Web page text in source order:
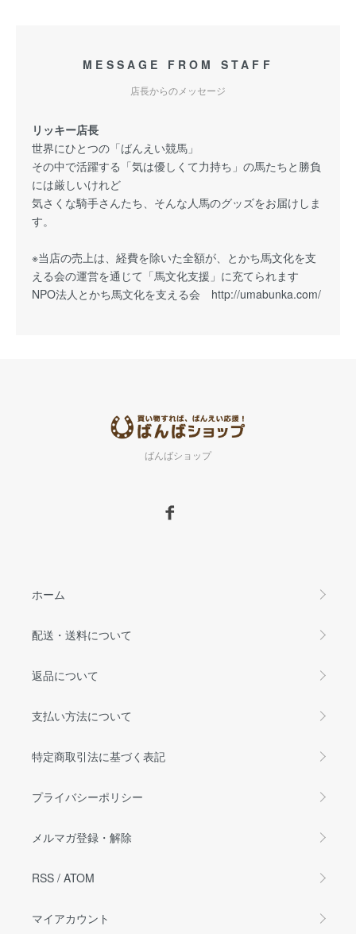
MESSAGE FROM STAFF
店長からのメッセージ
リッキー店長
世界にひとつの「ばんえい競馬」
その中で活躍する「気は優しくて力持ち」の馬たちと勝負
には厳しいけれど
気さくな騎手さんたち、そんな人馬のグッズをお届けしま
す。
※当店の売上は、経費を除いた全額が、とかち馬文化を支
える会の運営を通じて「馬文化支援」に充てられます
NPO法人とかち馬文化を支える会 http://umabunka.com/
ばんばショップ
ホーム
配送・送料について
返品について
支払い方法について
特定商取引法に基づく表記
プライバシーポリシー
メルマガ登録・解除
RSS / ATOM
マイアカウント